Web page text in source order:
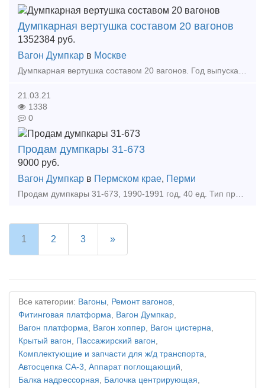
Думпкарная вертушка составом 20 вагонов
1352384 руб.
Вагон Думпкар в Москве
Думпкарная вертушка составом 20 вагонов. Год выпуска вагонов – 2011, 2012. Характеристики вагонов: вагон-самосвал модели 31-675, грузоподъемность – 67+0,5 т, число осей – 4, конструкц
21.03.21
1338
0
Продам думпкары 31-673
9000 руб.
Вагон Думпкар в Пермском крае, Перми
1 2 3 »
Все категории: Вагоны, Ремонт вагонов,
Фитинговая платформа, Вагон Думпкар,
Вагон платформа, Вагон хоппер, Вагон цистерна,
Крытый вагон, Пассажирский вагон,
Комплектующие и запчасти для ж/д транспорта,
Автосцепка СА-3, Аппарат поглощающий,
Балка надрессорная, Балочка центрирующая,